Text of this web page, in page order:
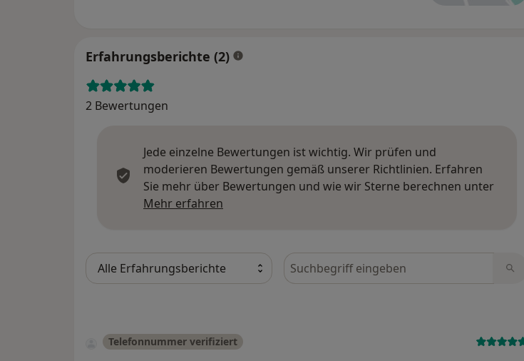
Erfahrungsberichte (2)
2 Bewertungen
Jede einzelne Bewertungen ist wichtig. Wir prüfen und
moderieren Bewertungen gemäß unserer Richtlinien. Erfahren
Sie mehr über Bewertungen und wie wir Sterne berechnen unter
Mehr erfahren
Bewertungen durchsuchen
Telefonnummer verifiziert